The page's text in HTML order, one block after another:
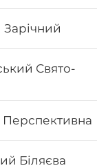
Свято-
Біляєва